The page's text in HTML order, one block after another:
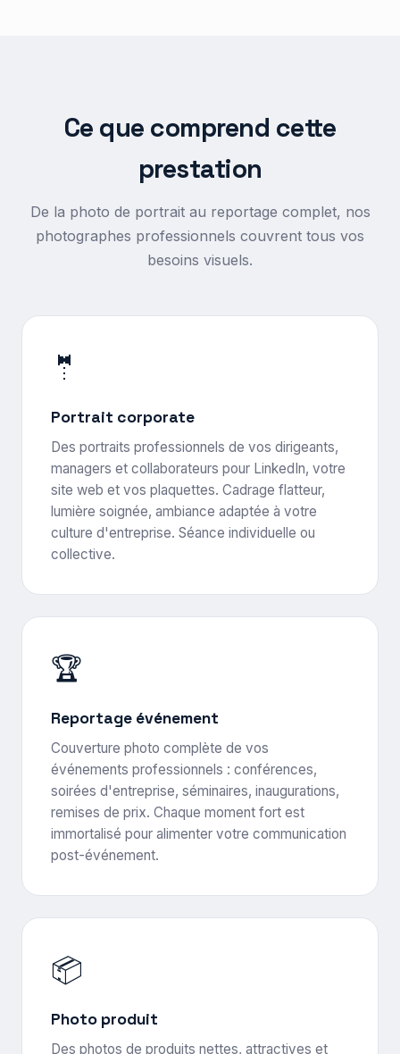
Ce que comprend cette
prestation
De la photo de portrait au reportage complet, nos
photographes professionnels couvrent tous vos
besoins visuels.
🤵
Portrait corporate
Des portraits professionnels de vos dirigeants,
managers et collaborateurs pour LinkedIn, votre
site web et vos plaquettes. Cadrage flatteur,
lumière soignée, ambiance adaptée à votre
culture d'entreprise. Séance individuelle ou
collective.
🏆
Reportage événement
Couverture photo complète de vos
événements professionnels : conférences,
soirées d'entreprise, séminaires, inaugurations,
remises de prix. Chaque moment fort est
immortalisé pour alimenter votre communication
post-événement.
📦
Photo produit
Des photos de produits nettes, attractives et